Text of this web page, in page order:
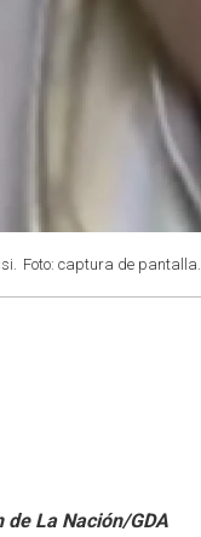
Foto: captura de pantalla.
La Nación/GDA